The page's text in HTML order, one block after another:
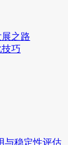
之路
巧
与稳定性评估